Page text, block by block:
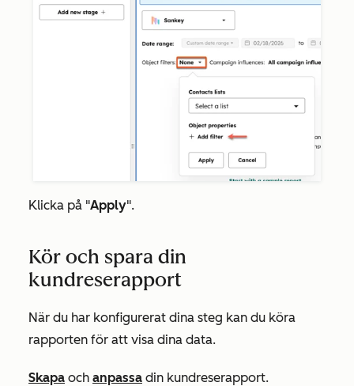
Klicka på "Apply".
Kör och spara din
kundreserapport
När du har konfigurerat dina steg kan du köra
rapporten för att visa dina data.
Skapa och anpassa din kundreserapport.